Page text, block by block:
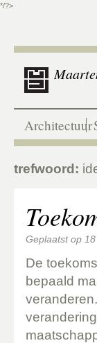
*/?>
Architectuur
trefwoord:
Geplaatst op
De
bepaald